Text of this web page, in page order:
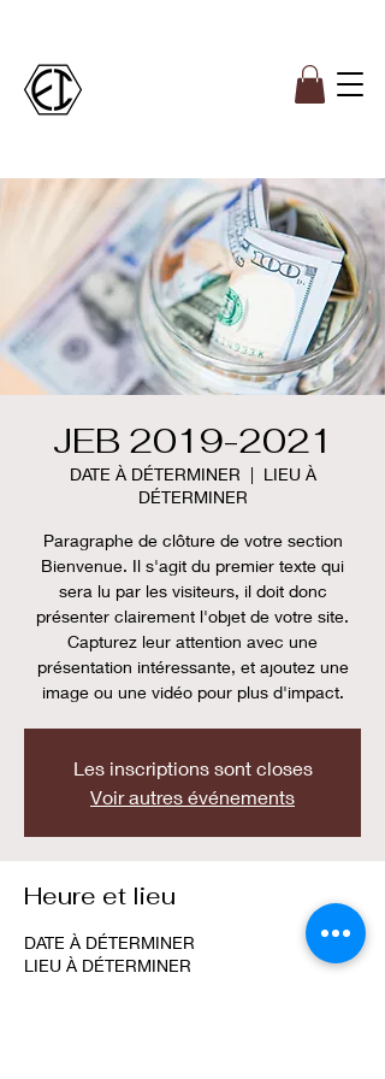
JEB 2019-2021
DATE À DÉTERMINER
  |
LIEU À
DÉTERMINER
Paragraphe de clôture de votre section
Bienvenue. Il s'agit du premier texte qui
sera lu par les visiteurs, il doit donc
présenter clairement l'objet de votre site.
Capturez leur attention avec une
présentation intéressante, et ajoutez une
image ou une vidéo pour plus d'impact.
Les inscriptions sont closes
Voir autres événements
Heure et lieu
DATE À DÉTERMINER
LIEU À DÉTERMINER